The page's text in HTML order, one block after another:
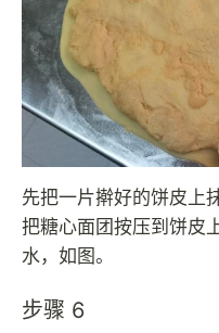
先把一片擀好的饼皮上
把糖心面团按压到饼皮
水，如图。
步骤 6